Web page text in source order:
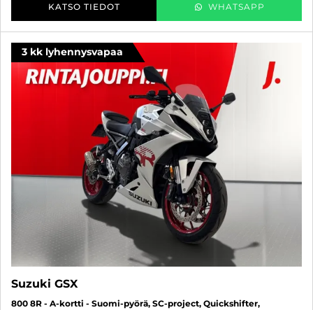
KATSO TIEDOT WHATSAPP
3 kk lyhennysvapaa
Suzuki GSX
800 8R - A-kortti - Suomi-pyörä, SC-project, Quickshifter,